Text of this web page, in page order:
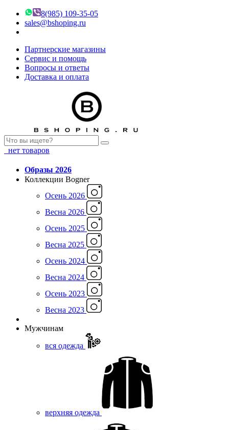
8(985) 109-35-05
sales@bshoping.ru
Партнерские магазины
Сервис и помощь
Вопросы и ответы
Доставка и оплата
нет товаров
Образы 2026
Коллекции Bogner
Осень 2026
Весна 2026
Осень 2025
Весна 2025
Осень 2024
Весна 2024
Осень 2023
Весна 2023
Мужчинам
вся одежда
верхняя одежда